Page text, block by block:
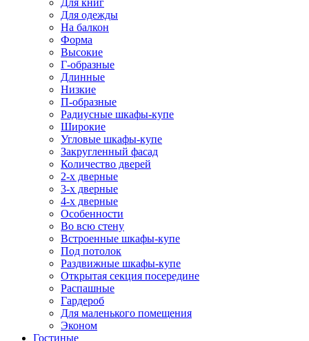
Для книг
Для одежды
На балкон
Форма
Высокие
Г-образные
Длинные
Низкие
П-образные
Радиусные шкафы-купе
Широкие
Угловые шкафы-купе
Закругленный фасад
Количество дверей
2-х дверные
3-х дверные
4-х дверные
Особенности
Во всю стену
Встроенные шкафы-купе
Под потолок
Раздвижные шкафы-купе
Открытая секция посередине
Распашные
Гардероб
Для маленького помещения
Эконом
Гостиные